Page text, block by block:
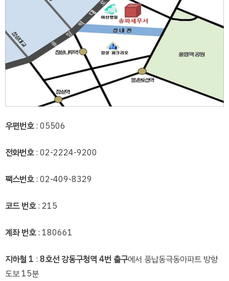
우편번호: 05506
전화번호: 02-2224-9200
팩스번호: 02-409-8329
코드 번호: 215
계좌 번호: 180661
지하철 1 : 8호선 강동구청역 4번 출구에서 풍납동극동아파트 방향
도보 15분